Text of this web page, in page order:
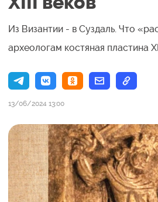
Из Византии - в Суздаль. Что
археологам костяная пластина
13/06/2024 13:00